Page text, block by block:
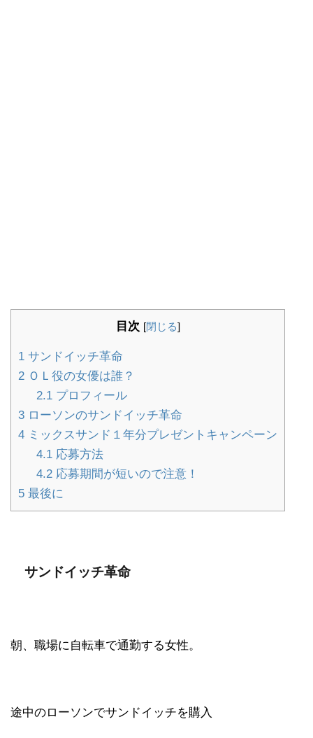
目次 [閉じる]
1 サンドイッチ革命
2 ＯＬ役の女優は誰？
2.1プロフィール
3 ローソンのサンドイッチ革命
4 ミックスサンド１年分プレゼントキャンペーン
4.1応募方法
4.2応募期間が短いので注意！
5 最後に
サンドイッチ革命
朝、職場に自転車で通勤する女性。
途中のローソンでサンドイッチを購入